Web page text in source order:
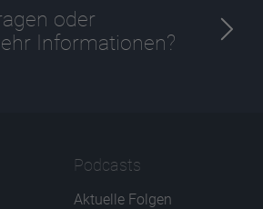
oder
Informationen?
Podcasts
Aktuelle Folgen